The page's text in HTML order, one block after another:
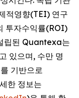
적영향(TEI) 연구
투자수익률(ROI)
립된 Quantexa는
있으며, 수만 명
기반으로
한 정보는